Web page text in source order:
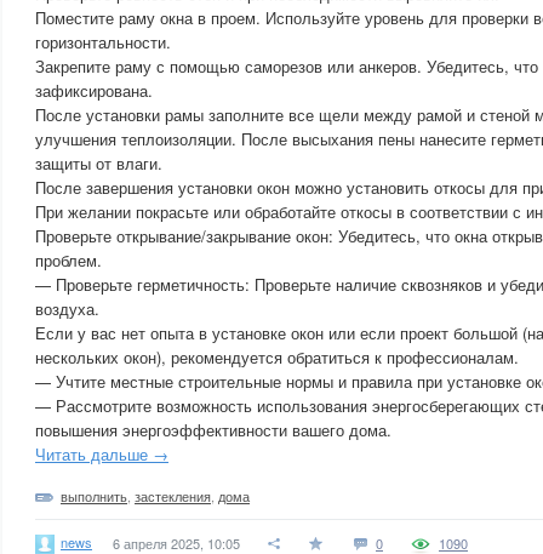
Поместите раму окна в проем. Используйте уровень для проверки
горизонтальности.
Закрепите раму с помощью саморезов или анкеров. Убедитесь,
зафиксирована.
После установки рамы заполните все щели между рамой и стеной
улучшения теплоизоляции. После высыхания пены нанесите
защиты от влаги.
После завершения установки окон можно установить откосы для
При желании покрасьте или обработайте откосы в соответствии с
Проверьте открывание/закрывание окон: Убедитесь, что окна
проблем.
— Проверьте герметичность: Проверьте наличие сквозняков и
воздуха.
Если у вас нет опыта в установке окон или если проект большой
нескольких окон), рекомендуется обратиться к профессионалам.
— Учтите местные строительные нормы и правила при установке
— Рассмотрите возможность использования энергосберегающих
повышения энергоэффективности вашего дома.
Читать дальше →
выполнить застекления дома
news 6 апреля 2025, 10:05 0 1090